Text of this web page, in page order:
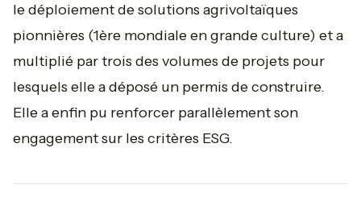
le déploiement de solutions agrivoltaïques
pionnières (1ère mondiale en grande culture) et a
multiplié par trois des volumes de projets pour
lesquels elle a déposé un permis de construire.
Elle a enfin pu renforcer parallèlement son
engagement sur les critères ESG.